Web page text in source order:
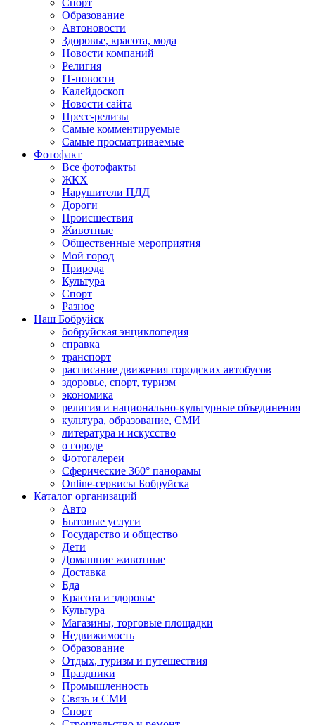
Спорт
Образование
Автоновости
Здоровье, красота, мода
Новости компаний
Религия
IT-новости
Калейдоскоп
Новости сайта
Пресс-релизы
Самые комментируемые
Самые просматриваемые
Фотофакт
Все фотофакты
ЖКХ
Нарушители ПДД
Дороги
Происшествия
Животные
Общественные мероприятия
Мой город
Природа
Культура
Спорт
Разное
Наш Бобруйск
бобруйская энциклопедия
справка
транспорт
расписание движения городских автобусов
здоровье, спорт, туризм
экономика
религия и национально-культурные объединения
культура, образование, СМИ
литература и искусство
о городе
Фотогалереи
Сферические 360° панорамы
Online-сервисы Бобруйска
Каталог организаций
Авто
Бытовые услуги
Государство и общество
Дети
Домашние животные
Доставка
Еда
Красота и здоровье
Культура
Магазины, торговые площадки
Недвижимость
Образование
Отдых, туризм и путешествия
Праздники
Промышленность
Связь и СМИ
Спорт